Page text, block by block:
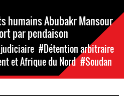
humains Abubakr Mansour
par pendaison
#Détention arbitraire
et Afrique du Nord #Soudan